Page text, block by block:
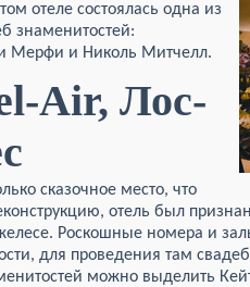
отеле состоялась одна из
знаменитостей:
Мерфи и Николь Митчелл.
Air, Лос-
сказочное место, что
отель был
Роскошные номера и
для проведения там
можно выделить